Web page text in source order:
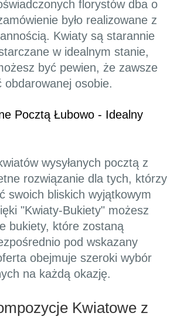
florystów dba o
było realizowane z
Kwiaty są starannie
w idealnym stanie,
być pewien, że zawsze
obdarowanej osobie.
Pocztą Łubowo - Idealny
wysyłanych pocztą z
rozwiązanie dla tych, którzy
swoich bliskich wyjątkowym
"Kwiaty-Bukiety" możesz
bukiety, które zostaną
pod wskazany
obejmuje szeroki wybór
na każdą okazję.
Kwiatowe z